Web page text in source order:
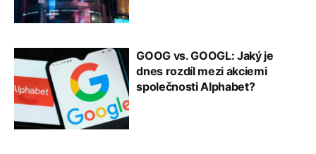
GOOG vs. GOOGL: Jaký je
dnes rozdíl mezi akciemi
společnosti Alphabet?